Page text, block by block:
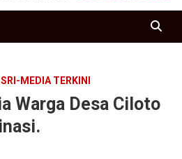
SRI-MEDIA TERKINI
Warga Desa Ciloto